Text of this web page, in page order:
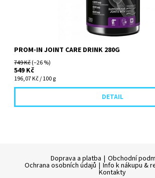
PROM-IN JOINT CARE DRINK 280G
749 Kč(–26 %)
549 Kč
196,07 Kč / 100 g
DETAIL
Doprava a platba | Obchodní
Ochrana osobních údajů | Info k nákupu &
Kontakty